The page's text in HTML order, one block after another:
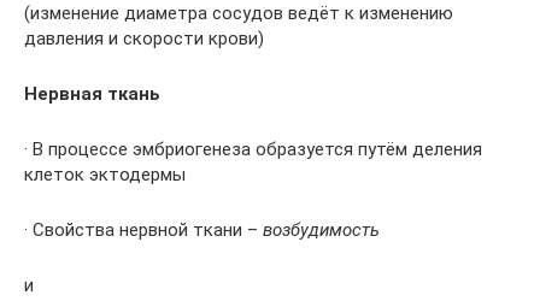
(изменение диаметра сосудов ведёт к изменению
давления и скорости крови)
Нервная ткань
· В процессе эмбриогенеза образуется путём деления
клеток эктодермы
· Свойства нервной ткани – возбудимость
и